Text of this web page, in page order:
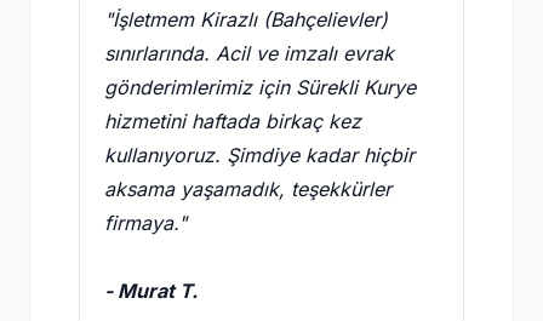
"İşletmem Kirazlı (Bahçelievler)
sınırlarında. Acil ve imzalı evrak
gönderimlerimiz için Sürekli Kurye
hizmetini haftada birkaç kez
kullanıyoruz. Şimdiye kadar hiçbir
aksama yaşamadık, teşekkürler
firmaya."
- Murat T.